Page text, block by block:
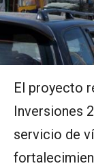
El proyecto
Inversiones
servicio de